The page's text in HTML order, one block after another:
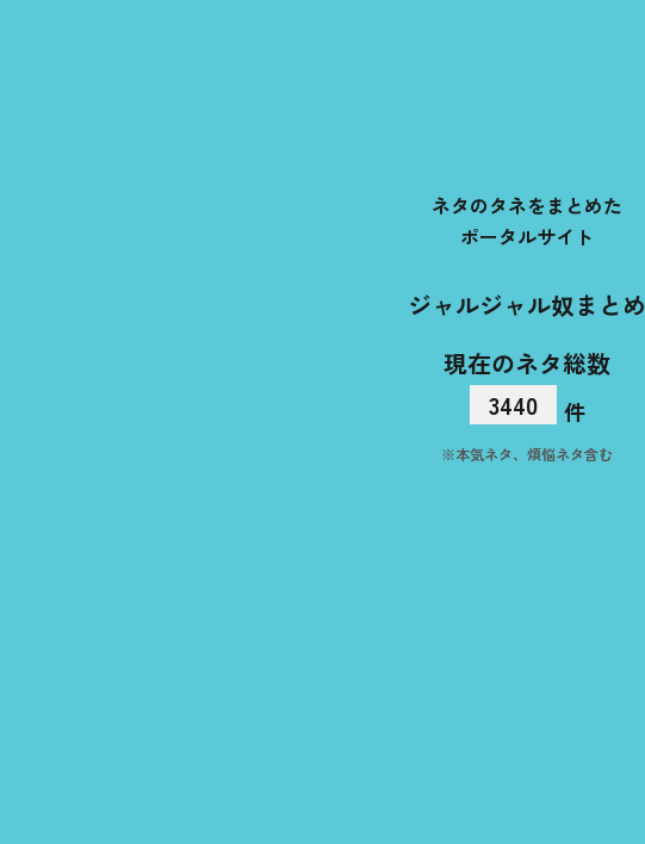
ジャルジャル奴まとめ
現在のネタ総数
3440
件
※本気ネタ、煩悩ネタ含む
ネタのタネをまとめた
ポータルサイト